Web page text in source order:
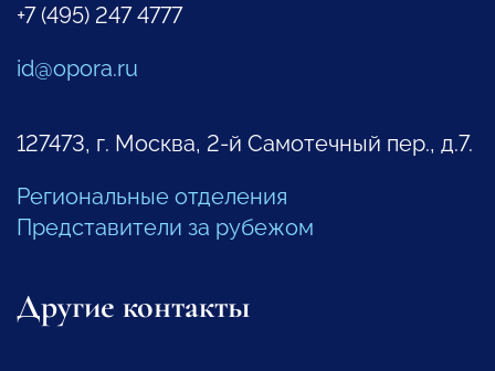
+7 (495) 247 4777
id@opora.ru
127473, г. Москва, 2-й Самотечный пер., д.7.
Региональные отделения
Представители за рубежом
Другие контакты